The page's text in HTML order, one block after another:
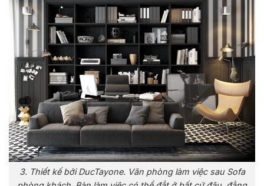
3. Thiết kế bởi DucTayone. Văn phòng làm việc sau Sofa